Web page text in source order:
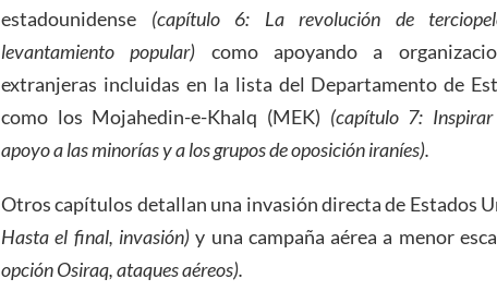
estadounidense (capítulo 6: La revolución de
levantamiento popular) como apoyando a
extranjeras incluidas en la lista del Departamento de
como los Mojahedin-e-Khalq (MEK) (capítulo 7:
apoyo a las minorías y a los grupos de oposición iraníes).
Otros capítulos detallan una invasión directa de Estados
Hasta el final, invasión)y una campaña aérea a menor
opción Osiraq, ataques aéreos).